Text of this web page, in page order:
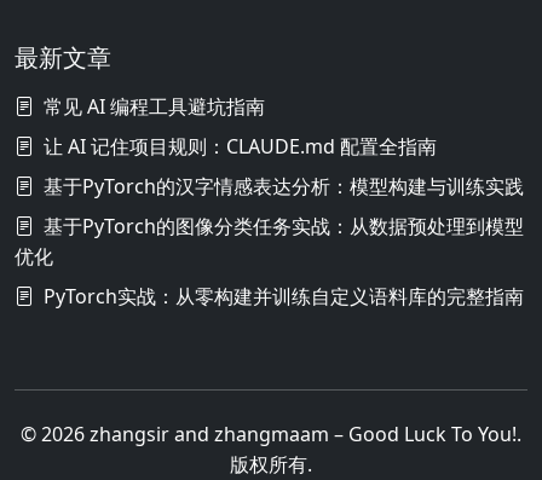
最新文章
常见 AI 编程工具避坑指南
让 AI 记住项目规则：CLAUDE.md 配置全指南
基于PyTorch的汉字情感表达分析：模型构建与训练实践
基于PyTorch的图像分类任务实战：从数据预处理到模型
优化
PyTorch实战：从零构建并训练自定义语料库的完整指南
© 2026 zhangsir and zhangmaam – Good Luck To You!.
版权所有.